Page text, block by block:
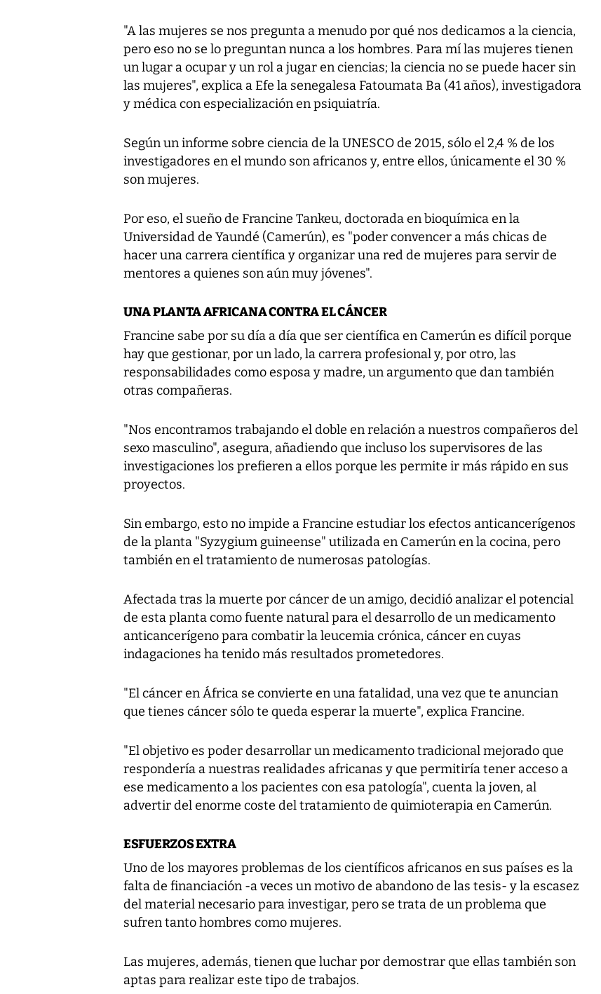
"A las mujeres se nos pregunta a menudo por qué nos dedicamos a la ciencia,
pero eso no se lo preguntan nunca a los hombres. Para mí las mujeres tienen
un lugar a ocupar y un rol a jugar en ciencias; la ciencia no se puede hacer sin
las mujeres", explica a Efe la senegalesa Fatoumata Ba (41 años), investigadora
y médica con especialización en psiquiatría.
Según un informe sobre ciencia de la UNESCO de 2015, sólo el 2,4 % de los
investigadores en el mundo son africanos y, entre ellos, únicamente el 30 %
son mujeres.
Por eso, el sueño de Francine Tankeu, doctorada en bioquímica en la
Universidad de Yaundé (Camerún), es "poder convencer a más chicas de
hacer una carrera científica y organizar una red de mujeres para servir de
mentores a quienes son aún muy jóvenes".
UNA PLANTA AFRICANA CONTRA EL CÁNCER
Francine sabe por su día a día que ser científica en Camerún es difícil porque
hay que gestionar, por un lado, la carrera profesional y, por otro, las
responsabilidades como esposa y madre, un argumento que dan también
otras compañeras.
"Nos encontramos trabajando el doble en relación a nuestros compañeros del
sexo masculino", asegura, añadiendo que incluso los supervisores de las
investigaciones los prefieren a ellos porque les permite ir más rápido en sus
proyectos.
Sin embargo, esto no impide a Francine estudiar los efectos anticancerígenos
de la planta "Syzygium guineense" utilizada en Camerún en la cocina, pero
también en el tratamiento de numerosas patologías.
Afectada tras la muerte por cáncer de un amigo, decidió analizar el potencial
de esta planta como fuente natural para el desarrollo de un medicamento
anticancerígeno para combatir la leucemia crónica, cáncer en cuyas
indagaciones ha tenido más resultados prometedores.
"El cáncer en África se convierte en una fatalidad, una vez que te anuncian
que tienes cáncer sólo te queda esperar la muerte", explica Francine.
"El objetivo es poder desarrollar un medicamento tradicional mejorado que
respondería a nuestras realidades africanas y que permitiría tener acceso a
ese medicamento a los pacientes con esa patología", cuenta la joven, al
advertir del enorme coste del tratamiento de quimioterapia en Camerún.
ESFUERZOS EXTRA
Uno de los mayores problemas de los científicos africanos en sus países es la
falta de financiación -a veces un motivo de abandono de las tesis- y la escasez
del material necesario para investigar, pero se trata de un problema que
sufren tanto hombres como mujeres.
Las mujeres, además, tienen que luchar por demostrar que ellas también son
aptas para realizar este tipo de trabajos.